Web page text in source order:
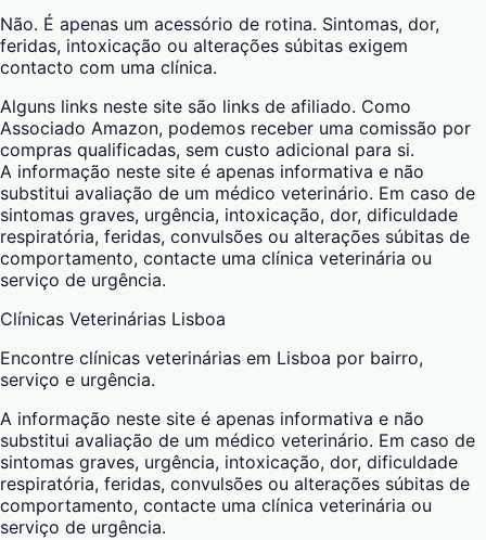
Não. É apenas um acessório de rotina. Sintomas, dor,
feridas, intoxicação ou alterações súbitas exigem
contacto com uma clínica.
Alguns links neste site são links de afiliado. Como
Associado Amazon, podemos receber uma comissão por
compras qualificadas, sem custo adicional para si.
A informação neste site é apenas informativa e não
substitui avaliação de um médico veterinário. Em caso de
sintomas graves, urgência, intoxicação, dor, dificuldade
respiratória, feridas, convulsões ou alterações súbitas de
comportamento, contacte uma clínica veterinária ou
serviço de urgência.
Clínicas Veterinárias Lisboa
Encontre clínicas veterinárias em Lisboa por bairro,
serviço e urgência.
A informação neste site é apenas informativa e não
substitui avaliação de um médico veterinário. Em caso de
sintomas graves, urgência, intoxicação, dor, dificuldade
respiratória, feridas, convulsões ou alterações súbitas de
comportamento, contacte uma clínica veterinária ou
serviço de urgência.